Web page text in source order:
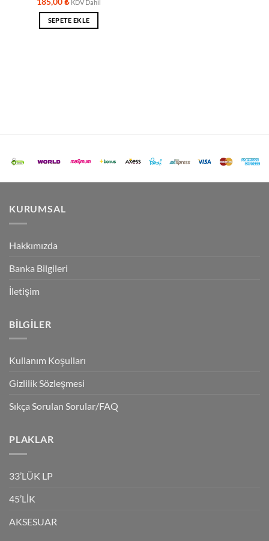
KDV Dahil
SEPETE EKLE
KURUMSAL
Hakkımızda
Banka Bilgileri
İletişim
BILGILER
Kullanım Koşulları
Gizlilik Sözleşmesi
Sıkça Sorulan Sorular/FAQ
PLAKLAR
33’LÜK LP
45’LİK
AKSESUAR